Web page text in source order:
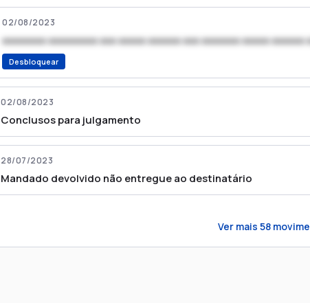
02/08/2023
xxxxxxxx xxxxxxxxx xxx xxxxx xxxxxx xxx xxxxxxx xxxxx xxxxxx
Desbloquear
02/08/2023
Conclusos para julgamento
28/07/2023
Mandado devolvido não entregue ao destinatário
Ver mais 58